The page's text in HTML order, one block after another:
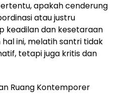
apakah cenderung
atau justru
keadilan dan kesetaraan
hal ini, melatih santri tidak
tetapi juga kritis dan
Ruang Kontemporer